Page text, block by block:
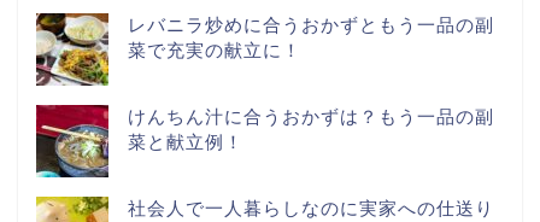
レバニラ炒めに合うおかずともう一品の副
菜で充実の献立に！
けんちん汁に合うおかずは？もう一品の副
菜と献立例！
社会人で一人暮らしなのに実家への仕送り